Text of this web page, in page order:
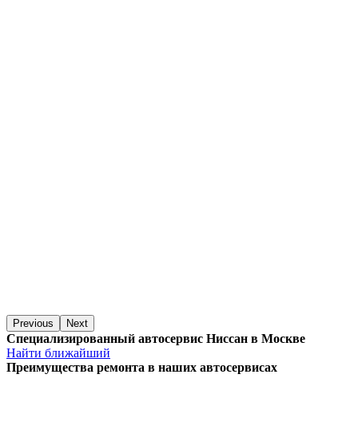
Previous Next
Специализированный автосервис Ниссан в Москве
Найти ближайший
Преимущества ремонта в наших автосервисах